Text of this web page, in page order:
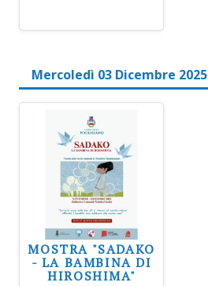
Mercoledì 03 Dicembre 2025
MOSTRA "SADAKO
- LA BAMBINA DI
HIROSHIMA"